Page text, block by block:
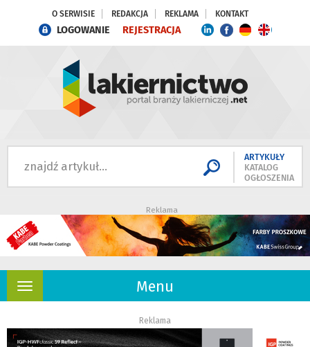
O SERWISIE REDAKCJA REKLAMA KONTAKT
LOGOWANIE REJESTRACJA
ARTYKUŁY
KATALOG
OGŁOSZENIA
Reklama
Menu
Rozwiń
Reklama